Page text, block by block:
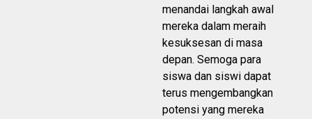
menandai langkah awal
mereka dalam meraih
kesuksesan di masa
depan. Semoga para
siswa dan siswi dapat
terus mengembangkan
potensi yang mereka